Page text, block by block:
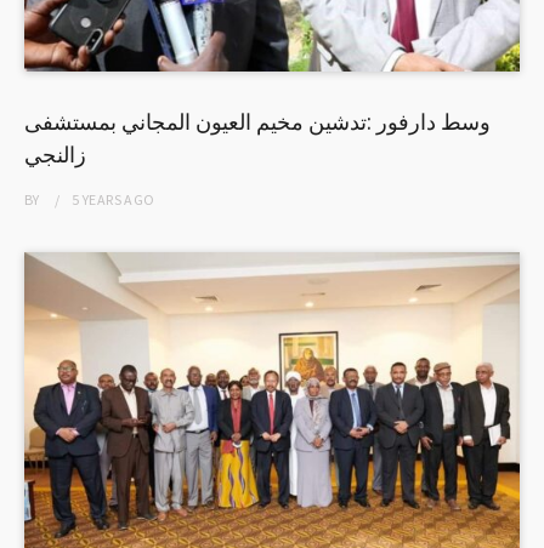
وسط دارفور :تدشين مخيم العيون المجاني بمستشفى
زالنجي
BY 5 YEARSAGO